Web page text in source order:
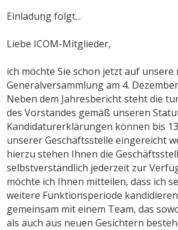
Einladung folgt...
Liebe ICOM-Mitglieder,
ich möchte Sie schon jetzt auf unsere
Generalversammlung am 4.
Neben dem Jahresbericht steht die
des Vorstandes gemäß unseren
Kandidaturerklärungen können bis
unserer Geschäftsstelle eingereicht
hierzu stehen Ihnen die
selbstverständlich jederzeit zur
möchte ich Ihnen mitteilen, dass ich
weitere Funktionsperiode
gemeinsam mit einem Team, das
als auch aus neuen Gesichtern